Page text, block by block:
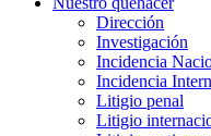
Dirección
Investigación
Incidencia
Incidencia
Litigio penal
Litigio